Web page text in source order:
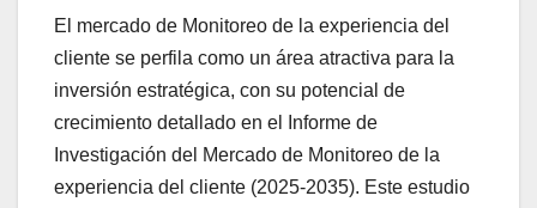
El mercado de Monitoreo de la experiencia del
cliente se perfila como un área atractiva para la
inversión estratégica, con su potencial de
crecimiento detallado en el Informe de
Investigación del Mercado de Monitoreo de la
experiencia del cliente (2025-2035). Este estudio